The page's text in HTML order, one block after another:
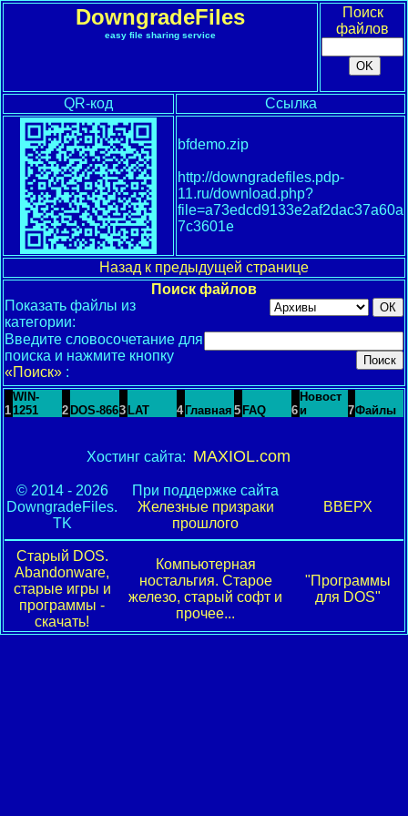
DowngradeFiles
easy file sharing service
Поиск
файлов
QR-код Ссылка
bfdemo.zip
http://downgradefiles.pdp-
11.ru/download.php?
file=a73edcd9133e2af2dac37a60a
7c3601e
Назад к предыдущей странице
Поиск файлов
Показать файлы из
категории:
Введите словосочетание для
поиска и нажмите кнопку
«Поиск» :
1
WIN-
1251
2 DOS-8663 LAT 4 Главная 5 FAQ 6
Новост
и
7Файлы
Хостинг сайта: MAXIOL.com
© 2014 - 2026
DowngradeFiles.
TK
При поддержке сайта
Железные призраки
прошлого
ВВЕРХ
Старый DOS.
Abandonware,
старые игры и
программы -
скачать!
Компьютерная
ностальгия. Старое
железо, старый софт и
прочее...
"Программы
для DOS"